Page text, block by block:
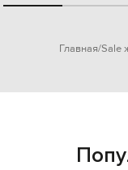
Главная Sale